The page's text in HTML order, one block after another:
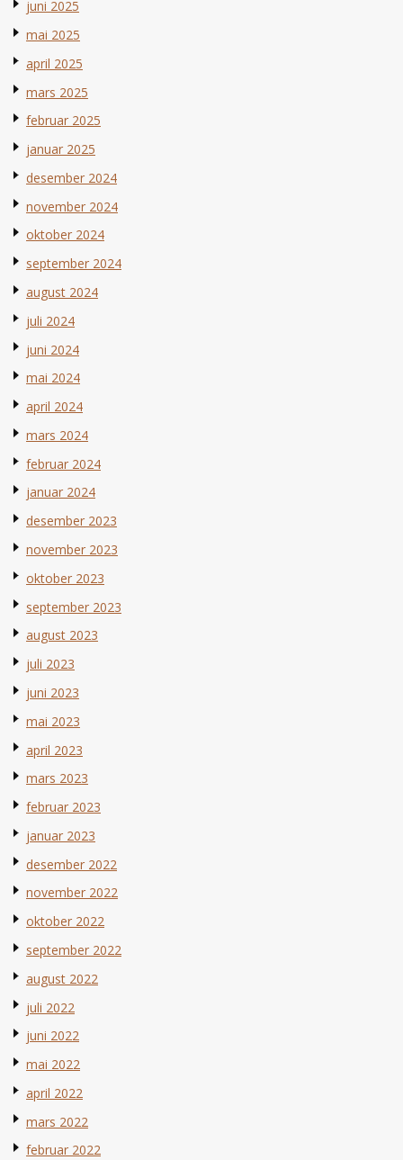
juni 2025
mai 2025
april 2025
mars 2025
februar 2025
januar 2025
desember 2024
november 2024
oktober 2024
september 2024
august 2024
juli 2024
juni 2024
mai 2024
april 2024
mars 2024
februar 2024
januar 2024
desember 2023
november 2023
oktober 2023
september 2023
august 2023
juli 2023
juni 2023
mai 2023
april 2023
mars 2023
februar 2023
januar 2023
desember 2022
november 2022
oktober 2022
september 2022
august 2022
juli 2022
juni 2022
mai 2022
april 2022
mars 2022
februar 2022